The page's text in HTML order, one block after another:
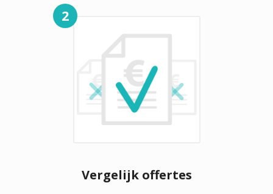
2
Vergelijk offertes